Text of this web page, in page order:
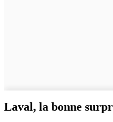
Laval, la bonne